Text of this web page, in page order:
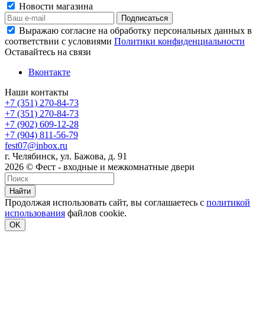
Новости магазина
Выражаю согласие на обработку персональных данных в
соответствии с условиями Политики конфиденциальности
Оставайтесь на связи
Вконтакте
Наши контакты
+7 (351) 270-84-73
+7 (351) 270-84-73
+7 (902) 609-12-28
+7 (904) 811-56-79
fest07@inbox.ru
г. Челябинск, ул. Бажова, д. 91
2026 © Фест - входные и межкомнатные двери
Найти
Продолжая использовать сайт, вы соглашаетесь с политикой
использования файлов cookie.
OK